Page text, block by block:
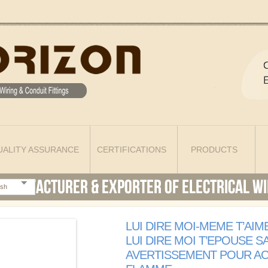
ASSURANCE CERTIFICATIONS PRODUCTS
LUI DIRE MOI-MEME
LUI DIRE MOI T’EPOUSE
AVERTISSEMENT POUR